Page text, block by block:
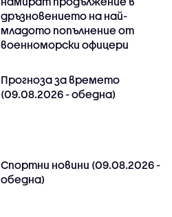
дръзновението на най-
младото попълнение от
военноморски офицери
Прогноза за времето
(09.08.2026 - обедна)
Спортни новини (09.08.2026 -
обедна)